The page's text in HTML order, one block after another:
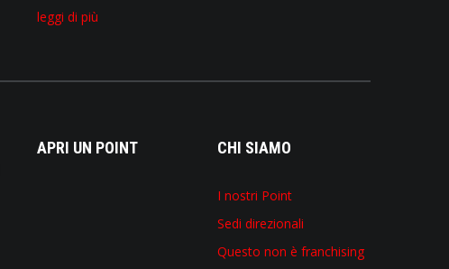
leggi di più
APRI UN POINT CHI SIAMO
I nostri Point
Sedi direzionali
Questo non è franchising